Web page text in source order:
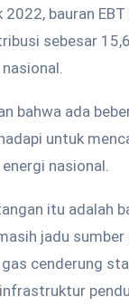
2022, bauran
sebesar
bahwa ada
untuk
nasional.
itu adalah
jadu
cenderung